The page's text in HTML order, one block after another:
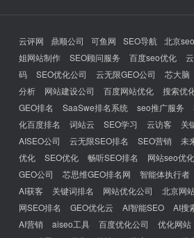
云评网 鼎顺公司 可鱼网 SEO导航 北京
姐网站制作
SEO顾问服务 百度seo优化
码
SEO优化公司 云无限GEO公司 芯大脑
分析
网站建设公司 百度网站优化 搜索优
GEO排名
SaaSwe排名系统 seo推广服务
化百度排名
词站云 SEO学习 云访客 关
AISEO公司
云无限SEO排名 SEO营销 未
优化
SEO优化 畅听SEO排名 网站seo优化
GEO公司
芯思维GEO排名网 智能体执行者
AI获客
关键词排名 网站优化公司 北京网
网SEO排名
GEO优化云 AI智能SEO AI搜
AI营销
aiseo工具 百度优化公司 优化网站